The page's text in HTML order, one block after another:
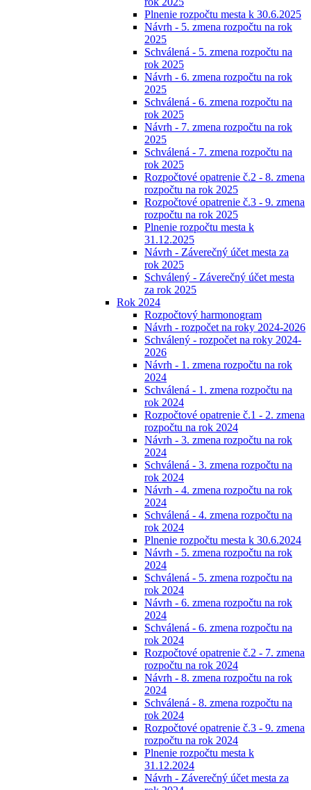
Plnenie rozpočtu mesta k 30.6.2025
Návrh - 5. zmena rozpočtu na rok
2025
Schválená - 5. zmena rozpočtu na
rok 2025
Návrh - 6. zmena rozpočtu na rok
2025
Schválená - 6. zmena rozpočtu na
rok 2025
Návrh - 7. zmena rozpočtu na rok
2025
Schválená - 7. zmena rozpočtu na
rok 2025
Rozpočtové opatrenie č.2 - 8. zmena
rozpočtu na rok 2025
Rozpočtové opatrenie č.3 - 9. zmena
rozpočtu na rok 2025
Plnenie rozpočtu mesta k
31.12.2025
Návrh - Záverečný účet mesta za
rok 2025
Schválený - Záverečný účet mesta
za rok 2025
Rok 2024
Rozpočtový harmonogram
Návrh - rozpočet na roky 2024-2026
Schválený - rozpočet na roky 2024-
2026
Návrh - 1. zmena rozpočtu na rok
2024
Schválená - 1. zmena rozpočtu na
rok 2024
Rozpočtové opatrenie č.1 - 2. zmena
rozpočtu na rok 2024
Návrh - 3. zmena rozpočtu na rok
2024
Schválená - 3. zmena rozpočtu na
rok 2024
Návrh - 4. zmena rozpočtu na rok
2024
Schválená - 4. zmena rozpočtu na
rok 2024
Plnenie rozpočtu mesta k 30.6.2024
Návrh - 5. zmena rozpočtu na rok
2024
Schválená - 5. zmena rozpočtu na
rok 2024
Návrh - 6. zmena rozpočtu na rok
2024
Schválená - 6. zmena rozpočtu na
rok 2024
Rozpočtové opatrenie č.2 - 7. zmena
rozpočtu na rok 2024
Návrh - 8. zmena rozpočtu na rok
2024
Schválená - 8. zmena rozpočtu na
rok 2024
Rozpočtové opatrenie č.3 - 9. zmena
rozpočtu na rok 2024
Plnenie rozpočtu mesta k
31.12.2024
Návrh - Záverečný účet mesta za